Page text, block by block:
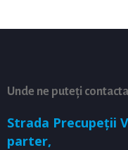
Unde ne puteți contacta
Strada Precupeții
parter,